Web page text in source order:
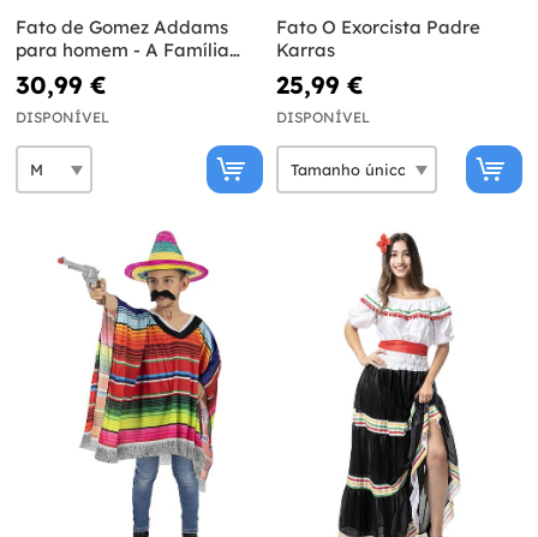
Fato de Gomez Addams
para homem - A Família
Addams
30,99 €
DISPONÍVEL
Fato O Exorcista Padre
Karras
25,99 €
DISPONÍVEL